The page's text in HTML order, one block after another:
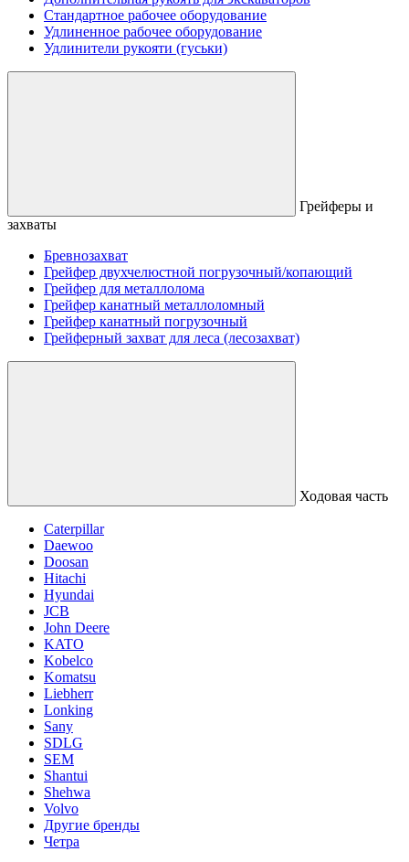
Стандартное рабочее оборудование
Удлиненное рабочее оборудование
Удлинители рукояти (гуськи)
Грейферы и
захваты
Бревнозахват
Грейфер двухчелюстной погрузочный/копающий
Грейфер для металлолома
Грейфер канатный металлоломный
Грейфер канатный погрузочный
Грейферный захват для леса (лесозахват)
Ходовая часть
Caterpillar
Daewoo
Doosan
Hitachi
Hyundai
JCB
John Deere
KATO
Kobelco
Komatsu
Liebherr
Lonking
Sany
SDLG
SEM
Shantui
Shehwa
Volvo
Другие бренды
Четра